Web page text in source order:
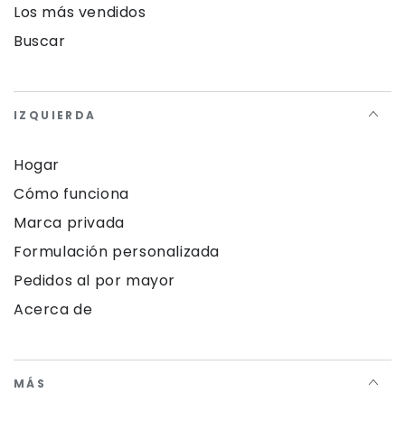
Los más vendidos
Buscar
IZQUIERDA
Hogar
Cómo funciona
Marca privada
Formulación personalizada
Pedidos al por mayor
Acerca de
MÁS